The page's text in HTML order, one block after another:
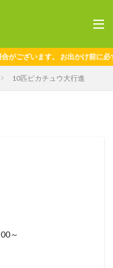
ざいます。 お出かけ前に必ず
10匹ピカチュウ大行進
～